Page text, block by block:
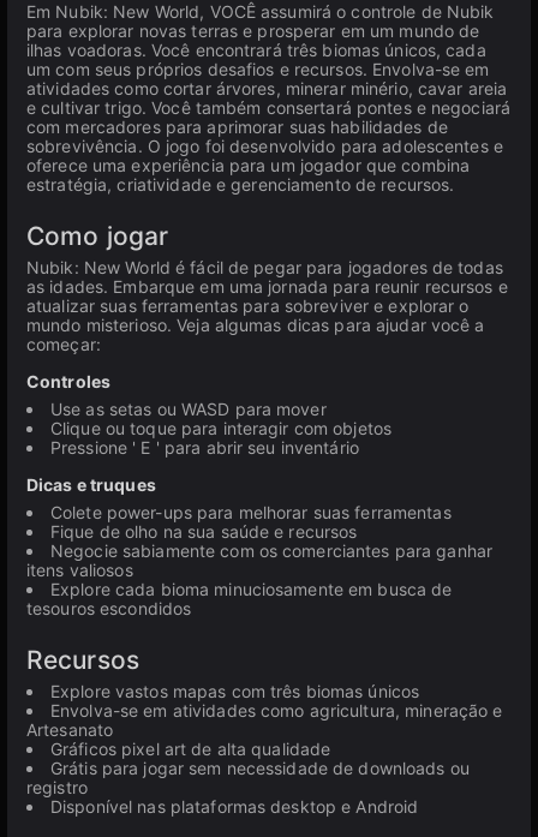
Em Nubik: New World, VOCÊ assumirá o controle de Nubik
para explorar novas terras e prosperar em um mundo de
ilhas voadoras. Você encontrará três biomas únicos, cada
um com seus próprios desafios e recursos. Envolva-se em
atividades como cortar árvores, minerar minério, cavar areia
e cultivar trigo. Você também consertará pontes e negociará
com mercadores para aprimorar suas habilidades de
sobrevivência. O jogo foi desenvolvido para adolescentes e
oferece uma experiência para um jogador que combina
estratégia, criatividade e gerenciamento de recursos.
Como jogar
Nubik: New World é fácil de pegar para jogadores de todas
as idades. Embarque em uma jornada para reunir recursos e
atualizar suas ferramentas para sobreviver e explorar o
mundo misterioso. Veja algumas dicas para ajudar você a
começar:
Controles
Use as setas ou WASD para mover
Clique ou toque para interagir com objetos
Pressione ' E ' para abrir seu inventário
Dicas e truques
Colete power-ups para melhorar suas ferramentas
Fique de olho na sua saúde e recursos
Negocie sabiamente com os comerciantes para ganhar
itens valiosos
Explore cada bioma minuciosamente em busca de
tesouros escondidos
Recursos
Explore vastos mapas com três biomas únicos
Envolva-se em atividades como agricultura, mineração e
Artesanato
Gráficos pixel art de alta qualidade
Grátis para jogar sem necessidade de downloads ou
registro
Disponível nas plataformas desktop e Android